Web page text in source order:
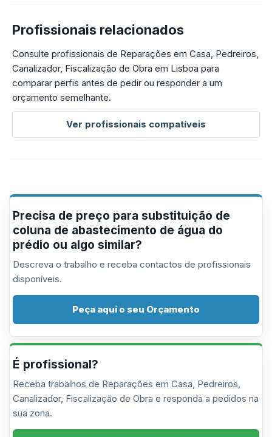
Profissionais relacionados
Consulte profissionais de Reparações em Casa, Pedreiros,
Canalizador, Fiscalização de Obra em Lisboa para
comparar perfis antes de pedir ou responder a um
orçamento semelhante.
Ver profissionais compatíveis
Precisa de preço para substituição de
coluna de abastecimento de água do
prédio ou algo similar?
Descreva o trabalho e receba contactos de profissionais
disponíveis.
Peça aqui o seu Orçamento
É profissional?
Receba trabalhos de Reparações em Casa, Pedreiros,
Canalizador, Fiscalização de Obra e responda a pedidos na
sua zona.